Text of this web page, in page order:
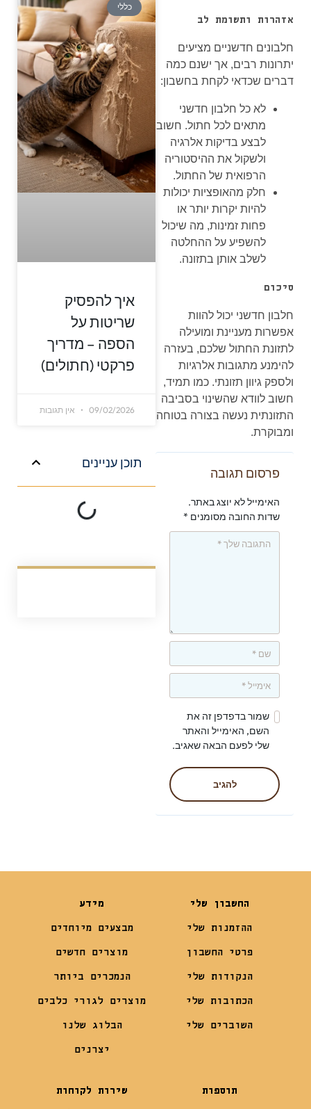
אזהרות ותשומת לב
חלבונים חדשניים מציעים
יתרונות רבים, אך ישנם כמה
דברים שכדאי לקחת בחשבון:
לא כל חלבון חדשני
מתאים לכל חתול. חשוב
לבצע בדיקות אלרגיה
ולשקול את ההיסטוריה
הרפואית של החתול.
חלק מהאופציות יכולות
להיות יקרות יותר או
פחות זמינות, מה שיכול
להשפיע על ההחלטה
לשלב אותן בתזונה.
סיכום
חלבון חדשני יכול להוות
אפשרות מעניינת ומועילה
לתזונת החתול שלכם, בעזרה
להימנע מתגובות אלרגיות
ולספק גיוון תזונתי. כמו תמיד,
חשוב לוודא שהשינוי בסביבה
התזונתית נעשה בצורה בטוחה
ומבוקרת.
פרסום תגובה
האימייל לא יוצג באתר.
שדות החובה מסומנים *
שמור בדפדפן זה את
השם, האימייל והאתר
שלי לפעם הבאה שאגיב.
להגיב
כללי
איך להפסיק
שריטות על
הספה – מדריך
פרקטי (חתולים)
09/02/2026 אין תגובות
תוכן עניינים
החשבון שלי
ההזמנות שלי
פרטי החשבון
הנקודות שלי
הכתובות שלי
השוברים שלי
מידע
מבצעים מיוחדים
מוצרים חדשים
הנמכרים ביותר
מוצרים לגורי כלבים
הבלוג שלנו
יצרנים
תוספות שירות לקוחות